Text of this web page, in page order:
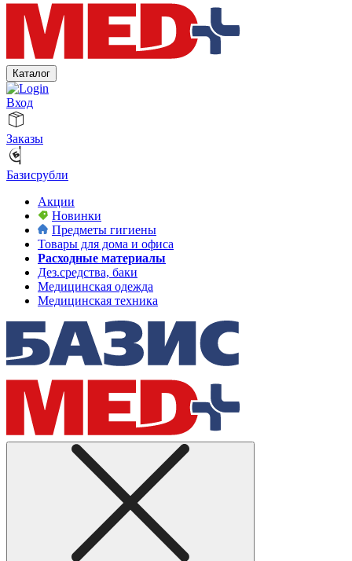
Каталог
Вход
Заказы
Базисрубли
Акции
Новинки
Предметы гигиены
Товары для дома и офиса
Расходные материалы
Дез.средства, баки
Медицинская одежда
Медицинская техника